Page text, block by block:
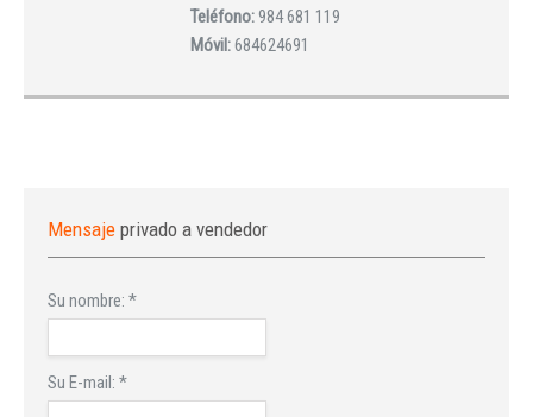
Teléfono:984 681 119
Móvil:684624691
Mensaje privado a vendedor
Su nombre: *
Su E-mail: *